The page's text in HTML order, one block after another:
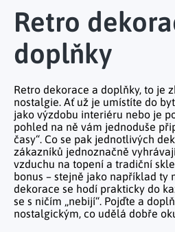
Květiny a věnce
Světelné dekorace
Fontány a kašny
Velikonoční dekorace
Dekorace na hrob
Figurky a sošky
Vánoční dekorace
Bytový textil
Domácí elektro
Předsíň a chodba
Koupelna a záchod
Ložnice a šatna
Úklidové prostředky
Organizace domácnosti
Kancelář a komunikace
Kuchyně
Kuchyňské pomůcky
Prostírání a stolování
Příprava nápojů
Grilování a smažení
Uchovávání potravin
Mytí nádobí a úklid
Kuchyňské police
Nábytek
Nábytek do předsíně
Nábytek do ložnice
Kancelářský nábytek
Kuchyňský nábytek
Dětský nábytek
Zahradní doplňky
Zahradní nábytek
Práce na zahradě
Plašiče škůdců
Dílna a nářadí
Volný čas
Auto příslušenství
Cestování
Outdoor
Chovatelské potřeby
Tělo a zdraví
Kosmetika
Fitness a sport
Inspirace
Tipy na dárky
Retro
doplňky
Retro dekorace a doplňky, to je
nostalgie. Ať už je umístíte do
jako výzdobu interiéru nebo je
pohled na ně vám jednoduše
časy“. Co se pak jednotlivých
zákazníků jednoznačně
vzduchu na topení a tradiční
bonus – stejně jako například ty
dekorace se hodí prakticky do
se s ničím „nebijí“. Pojďte a
nostalgickým, co udělá dobře